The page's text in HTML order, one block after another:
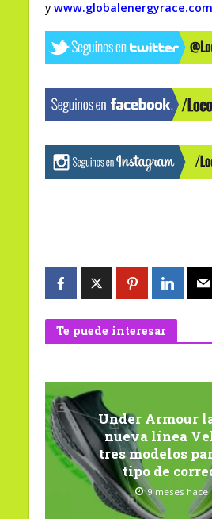
y www.globalenergyrace.com
Te puede interesar
Under Armour
nueva línea
tres modelos
tipo de
9 meses hace